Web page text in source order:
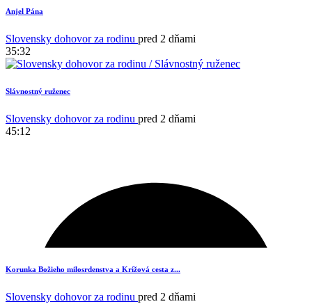
Anjel Pána
Slovensky dohovor za rodinu pred 2 dňami
35:32
Slávnostný ruženec
Slovensky dohovor za rodinu pred 2 dňami
45:12
Korunka Božieho milosrdenstva a Krížová cesta z...
Slovensky dohovor za rodinu pred 2 dňami